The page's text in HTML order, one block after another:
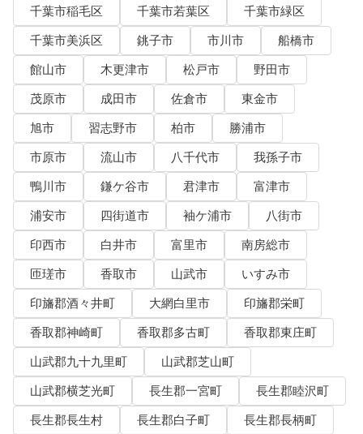
千葉市稲毛区
千葉市若葉区
千葉市緑区
千葉市美浜区
銚子市 市川市
船橋市
館山市
木更津市 松戸市
野田市
茂原市
成田市 佐倉市
東金市
旭市
習志野市 柏市
勝浦市
市原市
流山市 八千代市
我孫子市
鴨川市
鎌ケ谷市 君津市
富津市
浦安市
四街道市 袖ケ浦市
八街市
印西市
白井市 富里市
南房総市
匝瑳市
香取市 山武市
いすみ市
印旛郡酒々井町
大網白里市
印旛郡栄町
香取郡神崎町
香取郡多古町
香取郡東庄町
山武郡九十九里町
山武郡芝山町
山武郡横芝光町
長生郡一宮町
長生郡睦沢町
長生郡長生村
長生郡白子町
長生郡長柄町